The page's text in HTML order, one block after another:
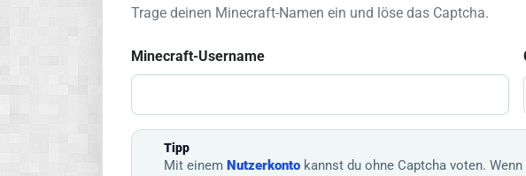
Trage deinen Minecraft-Namen ein und löse das Captcha.
Minecraft-Username
Tipp
Mit einem Nutzerkontokannst du ohne Captcha voten.